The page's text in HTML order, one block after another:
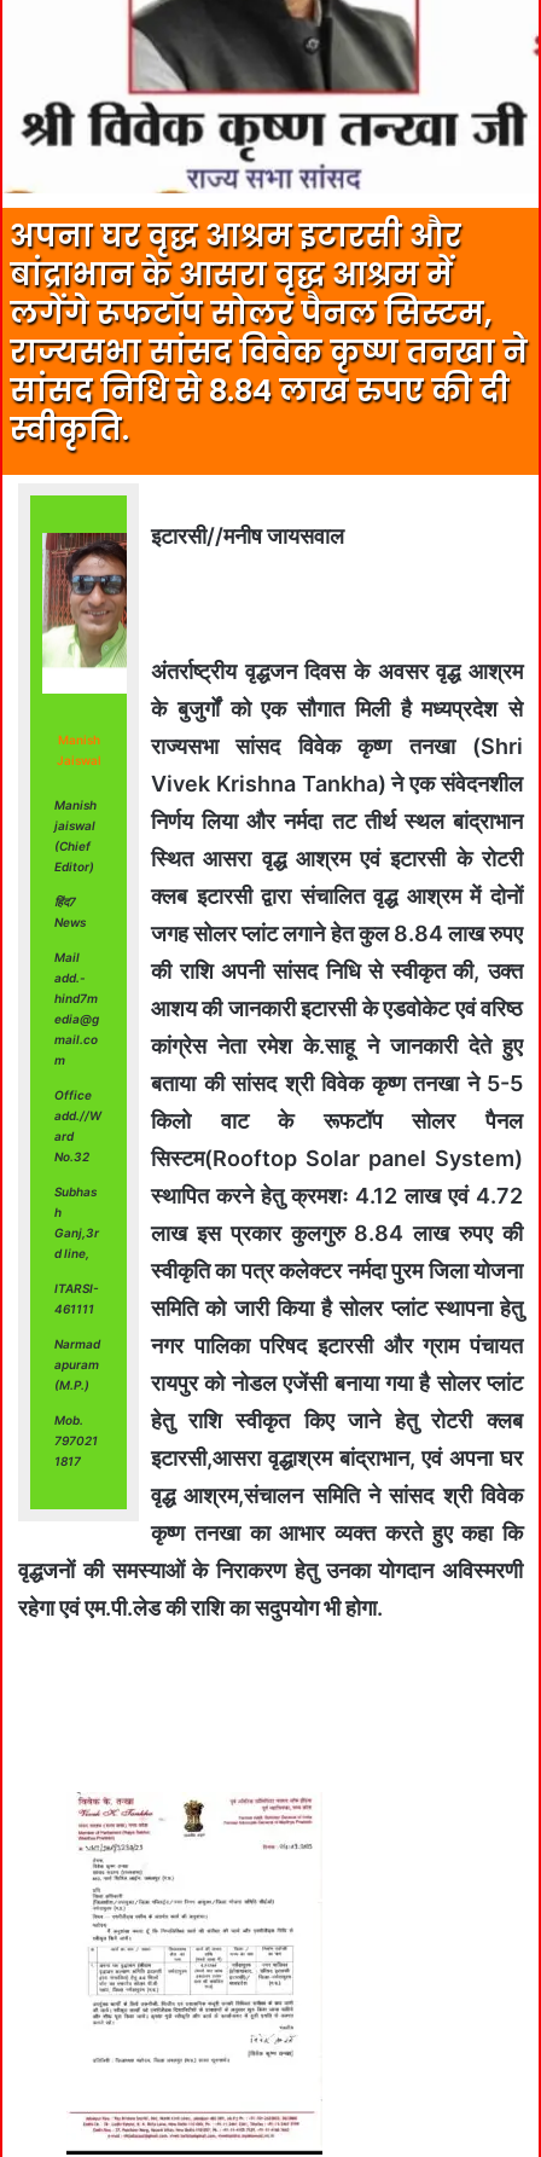
अपना घर वृद्ध आश्रम इटारसी और
बांद्राभान के आसरा वृद्ध आश्रम में
लगेंगे रूफटॉप सोलर पैनल सिस्टम,
राज्यसभा सांसद विवेक कृष्ण तनखा ने
सांसद निधि से 8.84 लाख रुपए की दी
स्वीकृति.
Manish
Jaiswal
Manish
jaiswal
(Chief
Editor)
हिंद7
News
Mail
add.-
hind7m
edia@g
mail.co
m
Office
add.//W
ard
No.32
Subhas
h
Ganj,3r
d line,
ITARSI-
461111
Narmad
apuram
(M.P.)
Mob.
797021
1817
इटारसी//मनीष जायसवाल
अंतर्राष्ट्रीय वृद्धजन दिवस के अवसर वृद्ध आश्रम
के बुजुर्गों को एक सौगात मिली है मध्यप्रदेश से
राज्यसभा सांसद विवेक कृष्ण तनखा (Shri
Vivek Krishna Tankha) ने एक संवेदनशील
निर्णय लिया और नर्मदा तट तीर्थ स्थल बांद्राभान
स्थित आसरा वृद्ध आश्रम एवं इटारसी के रोटरी
क्लब इटारसी द्वारा संचालित वृद्ध आश्रम में दोनों
जगह सोलर प्लांट लगाने हेत कुल 8.84 लाख रुपए
की राशि अपनी सांसद निधि से स्वीकृत की, उक्त
आशय की जानकारी इटारसी के एडवोकेट एवं वरिष्ठ
कांग्रेस नेता रमेश के.साहू ने जानकारी देते हुए
बताया की सांसद श्री विवेक कृष्ण तनखा ने 5-5
किलो वाट के रूफटॉप सोलर पैनल
सिस्टम(Rooftop Solar panel System)
स्थापित करने हेतु क्रमशः 4.12 लाख एवं 4.72
लाख इस प्रकार कुलगुरु 8.84 लाख रुपए की
स्वीकृति का पत्र कलेक्टर नर्मदा पुरम जिला योजना
समिति को जारी किया है सोलर प्लांट स्थापना हेतु
नगर पालिका परिषद इटारसी और ग्राम पंचायत
रायपुर को नोडल एजेंसी बनाया गया है सोलर प्लांट
हेतु राशि स्वीकृत किए जाने हेतु रोटरी क्लब
इटारसी,आसरा वृद्धाश्रम बांद्राभान, एवं अपना घर
वृद्ध आश्रम,संचालन समिति ने सांसद श्री विवेक
कृष्ण तनखा का आभार व्यक्त करते हुए कहा कि
वृद्धजनों की समस्याओं के निराकरण हेतु उनका योगदान अविस्मरणी
रहेगा एवं एम.पी.लेड की राशि का सदुपयोग भी होगा.